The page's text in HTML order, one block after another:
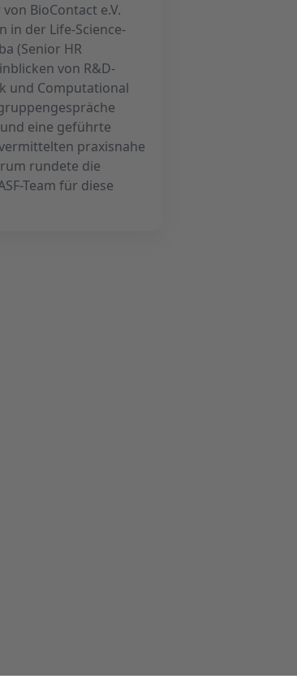
BioContact e.V.
in der Life-Science-
(Senior HR
von R&D-
und Computational
eine geführte
praxisnahe
rundete die
Team für diese